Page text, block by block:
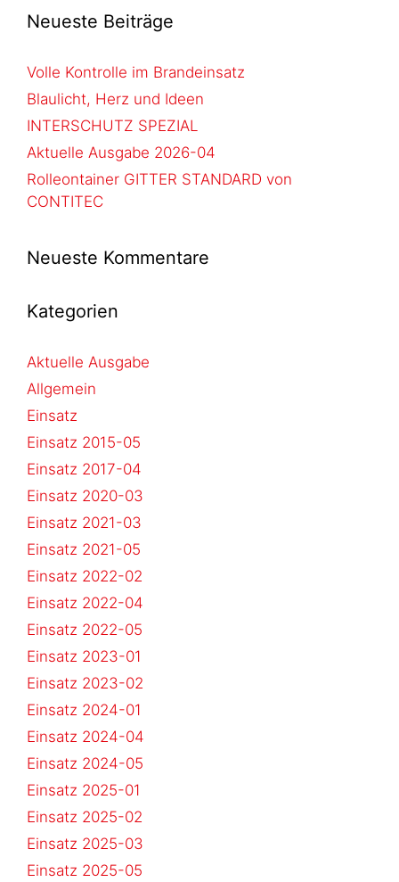
Neueste Beiträge
Volle Kontrolle im Brandeinsatz
Blaulicht, Herz und Ideen
INTERSCHUTZ SPEZIAL
Aktuelle Ausgabe 2026-04
Rolleontainer GITTER STANDARD von
CONTITEC
Neueste Kommentare
Kategorien
Aktuelle Ausgabe
Allgemein
Einsatz
Einsatz 2015-05
Einsatz 2017-04
Einsatz 2020-03
Einsatz 2021-03
Einsatz 2021-05
Einsatz 2022-02
Einsatz 2022-04
Einsatz 2022-05
Einsatz 2023-01
Einsatz 2023-02
Einsatz 2024-01
Einsatz 2024-04
Einsatz 2024-05
Einsatz 2025-01
Einsatz 2025-02
Einsatz 2025-03
Einsatz 2025-05